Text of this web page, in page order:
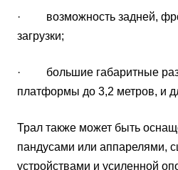
· возможность задней,
загрузки;
· большие габаритные
платформы до 3,2 метров, и
Трал также может быть
пандусами или аппарелями,
устройствами и усиленной